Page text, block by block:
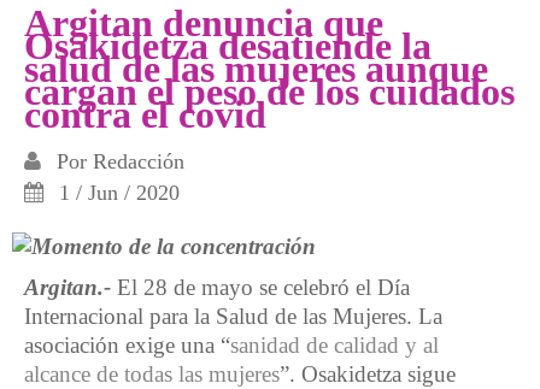
Argitan denuncia que
Osakidetza desatiende la
salud de las mujeres aunque
cargan el peso de los cuidados
contra el covid
Por Redacción
1 / Jun / 2020
Argitan.- El 28 de mayo se celebró el Día
Internacional para la Salud de las Mujeres. La
asociación exige una “sanidad de calidad y al
alcance de todas las mujeres”. Osakidetza sigue